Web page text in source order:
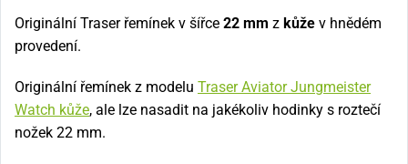
Originální Traser řemínek v šířce 22 mm z kůže v hnědém
provedení.
Originální řemínek z modelu Traser Aviator Jungmeister
Watch kůže, ale lze nasadit na jakékoliv hodinky s roztečí
nožek 22 mm.